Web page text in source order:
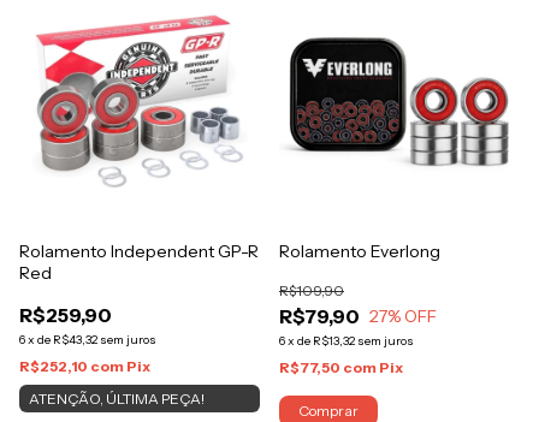
Rolamento Independent GP-R
Red
R$259,90
6x de R$43,32 sem juros
R$252,10 com Pix
ATENÇÃO, ÚLTIMA PEÇA!
Rolamento Everlong
R$79,90
R$109,90
27% OFF
6x de R$13,32 sem juros
R$77,50 com Pix
Comprar